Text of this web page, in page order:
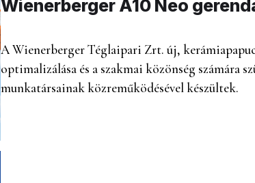
Wienerberger A10 Neo
A Wienerberger Téglaipari Zrt. új,
optimalizálása és a szakmai közönség számára
munkatársainak közreműködésével készültek.